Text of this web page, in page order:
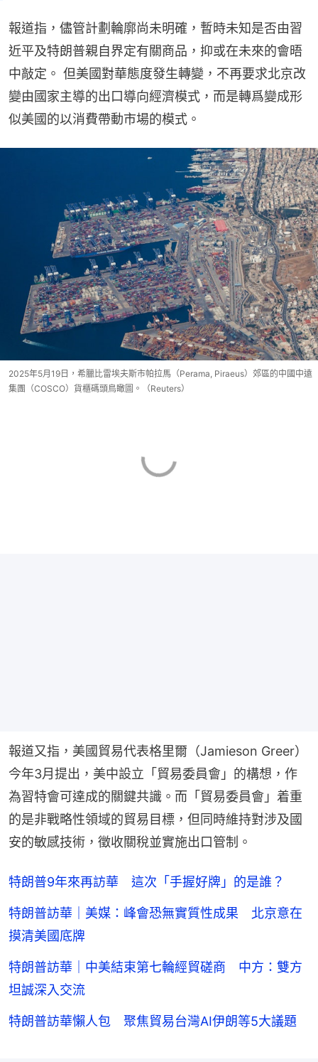
報道指，儘管計劃輪廓尚未明確，暫時未知是否由習
近平及特朗普親自界定有關商品，抑或在未來的會晤
中敲定。 但美國對華態度發生轉變，不再要求北京改
變由國家主導的出口導向經濟模式，而是轉爲變成形
似美國的以消費帶動市場的模式。
2025年5月19日，希臘比雷埃夫斯市帕拉馬（Perama, Piraeus）郊區的中國中遠
集團（COSCO）貨櫃碼頭鳥瞰圖。（Reuters）
報道又指，美國貿易代表格里爾（Jamieson Greer）
今年3月提出，美中設立「貿易委員會」的構想，作
為習特會可達成的關鍵共識。而「貿易委員會」着重
的是非戰略性領域的貿易目標，但同時維持對涉及國
安的敏感技術，徵收關稅並實施出口管制。
特朗普9年來再訪華 這次「手握好牌」的是誰？
特朗普訪華｜美媒：峰會恐無實質性成果 北京意在
摸清美國底牌
特朗普訪華｜中美結束第七輪經貿磋商 中方：雙方
坦誠深入交流
特朗普訪華懶人包 聚焦貿易台灣AI伊朗等5大議題